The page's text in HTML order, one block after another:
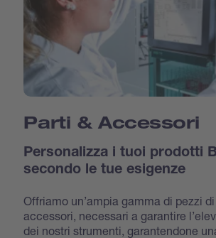
Parti & Accessori
Personalizza i tuoi prodotti
secondo le tue esigenze
Offriamo un’ampia gamma di pezzi
accessori, necessari a garantire
dei nostri strumenti, garantendone